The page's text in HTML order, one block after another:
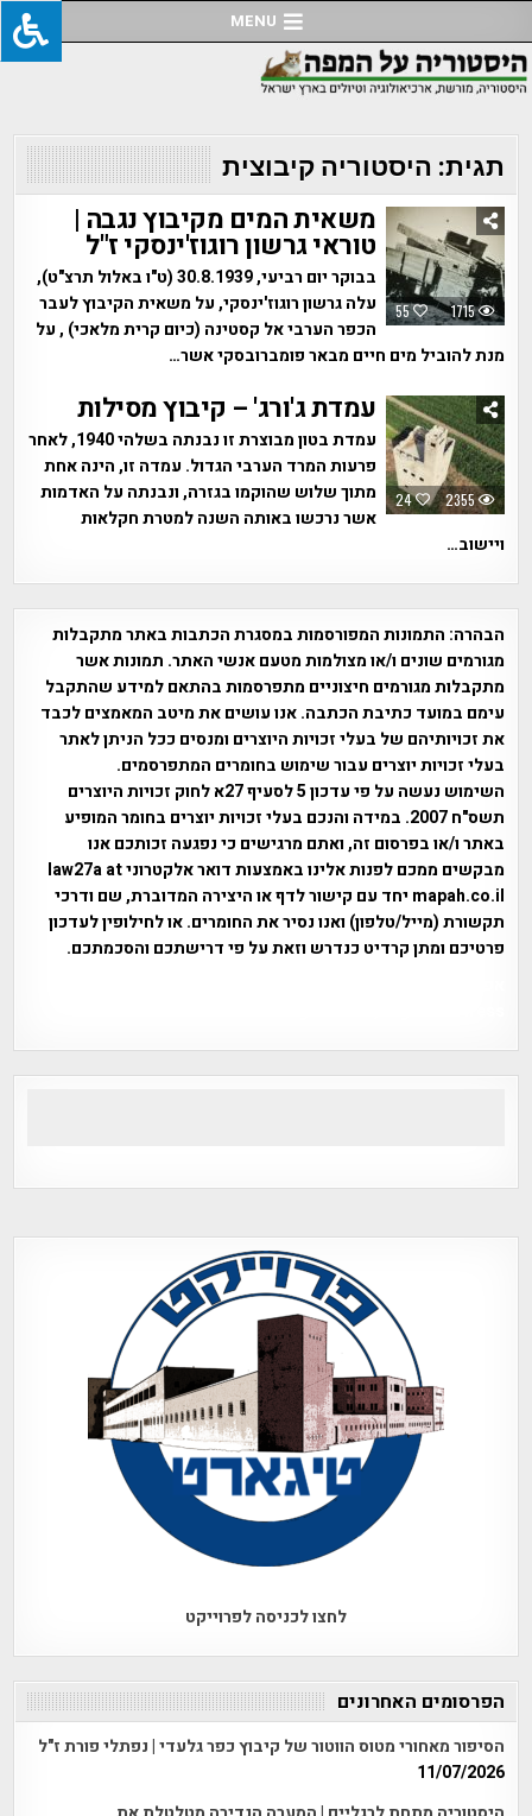
to
content
MENU
תגית: היסטוריה קיבוצית
55 1715
משאית המים מקיבוץ נגבה |
טוראי גרשון רוגוז'ינסקי ז"ל
בבוקר יום רביעי, 30.8.1939 (ט"ו באלול תרצ"ט),
עלה גרשון רוגוז'ינסקי, על משאית הקיבוץ לעבר
הכפר הערבי אל קסטינה (כיום קרית מלאכי) , על
מנת להוביל מים חיים מבאר פומברובסקי אשר…
24 2355
עמדת ג'ורג' – קיבוץ מסילות
עמדת בטון מבוצרת זו נבנתה בשלהי 1940, לאחר
פרעות המרד הערבי הגדול. עמדה זו, הינה אחת
מתוך שלוש שהוקמו בגזרה, ונבנתה על האדמות
אשר נרכשו באותה השנה למטרת חקלאות
ויישוב…
הבהרה: התמונות המפורסמות במסגרת הכתבות באתר מתקבלות
מגורמים שונים ו/או מצולמות מטעם אנשי האתר. תמונות אשר
מתקבלות מגורמים חיצוניים מתפרסמות בהתאם למידע שהתקבל
עימם במועד כתיבת הכתבה. אנו עושים את מיטב המאמצים לכבד
את זכויותיהם של בעלי זכויות היוצרים ומנסים ככל הניתן לאתר
בעלי זכויות יוצרים עבור שימוש בחומרים המתפרסמים.
השימוש נעשה על פי עדכון 5 לסעיף 27א לחוק זכויות היוצרים
תשס"ח 2007. במידה והנכם בעלי זכויות יוצרים בחומר המופיע
באתר ו/או בפרסום זה, ואתם מרגישים כי נפגעה זכותכם אנו
מבקשים ממכם לפנות אלינו באמצעות דואר אלקטרוני law27a at
mapah.co.il יחד עם קישור לדף או היצירה המדוברת, שם ודרכי
תקשורת (מייל/טלפון) ואנו נסיר את החומרים. או לחילופין לעדכון
פרטיכם ומתן קרדיט כנדרש וזאת על פי דרישתכם והסכמתכם.
לחצו לכניסה לפרוייקט
הפרסומים האחרונים
הסיפור מאחורי מטוס הווטור של קיבוץ כפר גלעדי | נפתלי פורת ז"ל
11/07/2026